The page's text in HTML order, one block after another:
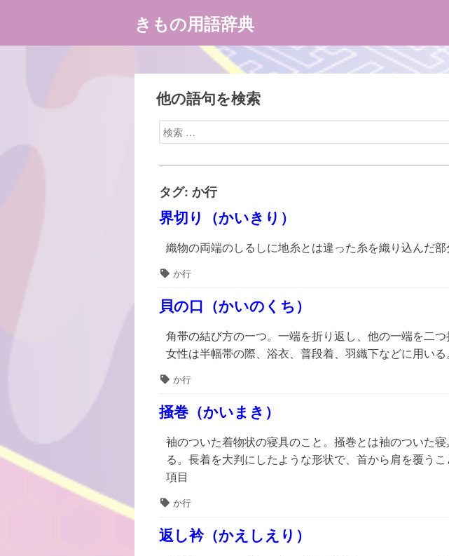
テ
きもの用語辞典
他の語句を検索
検
索
象:
タグ: か行
界切り（かいきり）
織物の両端のしるしに地糸とは違った糸を織り込んだ
タ か行
貝の口（かいのくち）
角帯の結び方の一つ。一端を折り返し、他の一端を二つ
女性は半幅帯の際、浴衣、普段着、羽織下などに用い
タ か行
掻巻（かいまき）
袖のついた着物状の寝具のこと。掻巻とは袖のついた
る。長着を大判にしたような形状で、首から肩を覆う
項目
タ か行
返し衿（かえしえり）